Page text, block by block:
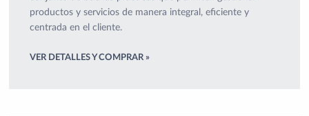
productos y servicios de manera integral, eficiente y
centrada en el cliente.
VER DETALLES Y COMPRAR »